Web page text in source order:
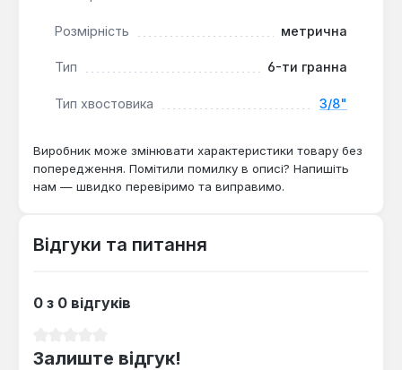
монтажних, ремонтних та слюсарних робіт, де
потрібна надійність та точне відповідність розміру
кріплення.
Розмірність метрична
Тип 6-ти гранна
Тип хвостовика 3/8"
Виробник може змінювати характеристики товару без
попередження. Помітили помилку в описі? Напишіть
нам — швидко перевіримо та виправимо.
Відгуки та питання
0 з 0 відгуків
Залиште відгук!